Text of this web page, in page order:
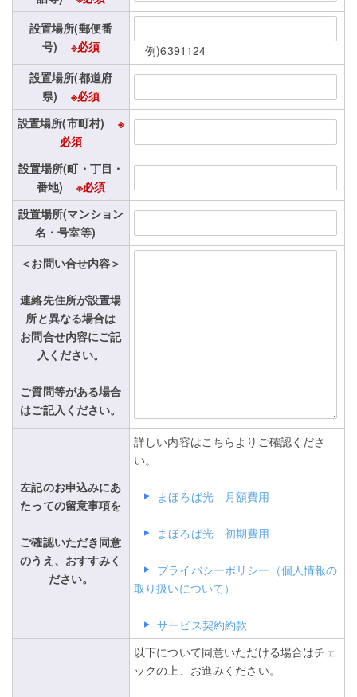
設置場所(郵便番
号)
※必須
例)6391124
設置場所(都道府
県)
※必須
設置場所(市町村)
※
必須
設置場所(町・丁目・
番地)
※必須
設置場所(マンション
名・号室等)
＜お問い合せ内容＞
連絡先住所が設置場
所と異なる場合は
お問合せ内容にご記
入ください。
ご質問等がある場合
はご記入ください。
左記のお申込みにあ
たっての留意事項を
ご確認いただき同意
のうえ、おすすみく
ださい。
詳しい内容はこちらよりご確認くださ
い。
まほろば光 月額費用
まほろば光 初期費用
プライバシーポリシー（個人情報の
取り扱いについて）
サービス契約約款
以下について同意いただける場合はチェ
ックの上、お進みください。